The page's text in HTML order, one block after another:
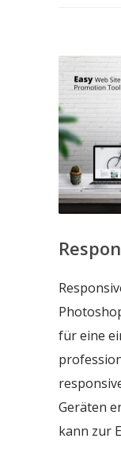
für eine
Geräten
kann zur